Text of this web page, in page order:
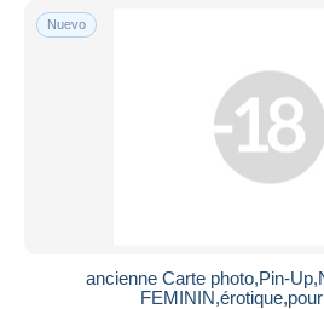
Nuevo
ancienne Carte photo,Pin-